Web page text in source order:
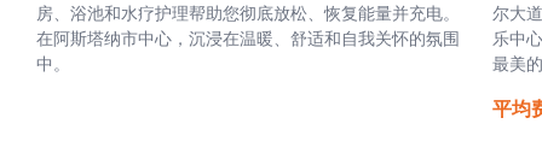
房、浴池和水疗护理帮助您彻底放松、恢复能量并充电。
在阿斯塔纳市中心，沉浸在温暖、舒适和自我关怀的氛围
中。
尔大
乐中
最美
平均